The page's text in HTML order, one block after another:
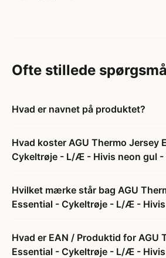
Ofte stillede
Hvad er navnet på produktet?
Hvad koster AGU Thermo Jersey
Cykeltrøje - L/Æ - Hivis neon gul -
Hvilket mærke står bag AGU
Essential - Cykeltrøje - L/Æ -
Hvad er EAN / Produktid for AGU
Essential - Cykeltrøje - L/Æ -